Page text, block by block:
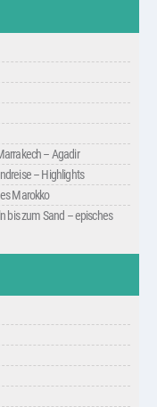
– Agadir
– Highlights
Marokko
bis zum Sand – episches